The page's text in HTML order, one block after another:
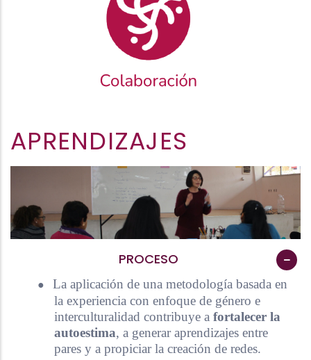
APRENDIZAJES
PROCESO
●
La aplicación de una metodología basada en
la experiencia con enfoque de género e
interculturalidad contribuye a fortalecer la
autoestima, a generar aprendizajes entre
pares y a propiciar la creación de redes.